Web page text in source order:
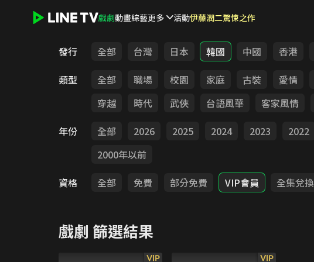
戲劇動畫綜藝更多 活動伊藤潤二驚悚之作
發行 全部 台灣 日本 韓國 中國 香港
類型
全部 職場 校園 家庭 古裝 愛情
穿越
時代 武俠 台語風華 客家風情
年份
全部 2026 2025 2024 2023 2022
2000年以前
資格
全部 免費 部分免費 VIP會員 全集兌換
戲劇 篩選結果
VIP VIP